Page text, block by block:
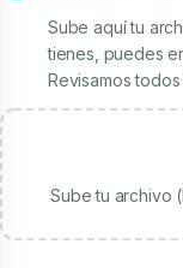
Sube aquí tu
tienes, puedes
Revisamos
Sube tu archivo